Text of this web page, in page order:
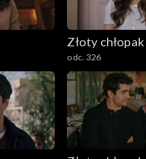
Złoty chłopak
odc. 326